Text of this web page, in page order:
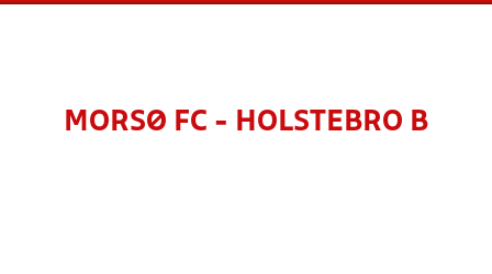
MORSØ FC - HOLSTEBRO B